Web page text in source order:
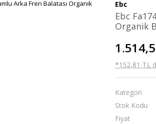
Ebc
Ebc
Organik
*152,81 TL
Kategori
Stok Kodu
Fiyat